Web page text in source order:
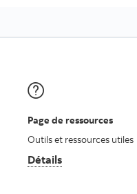
assurance auto
Page de ressources
Outils et ressources utiles
DétailsLa page de